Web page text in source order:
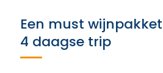
Een must
4 daagse trip